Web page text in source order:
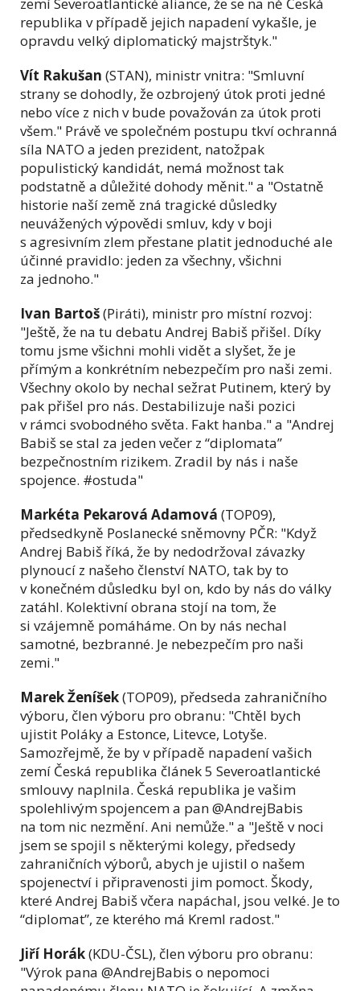
zemí Severoatlantické aliance, že se na ně Česká
republika v případě jejich napadení vykašle, je
opravdu velký diplomatický majstrštyk."
Vít Rakušan (STAN), ministr vnitra: "Smluvní
strany se dohodly, že ozbrojený útok proti jedné
nebo více z nich v bude považován za útok proti
všem." Právě ve společném postupu tkví ochranná
síla NATO a jeden prezident, natožpak
populistický kandidát, nemá možnost tak
podstatně a důležité dohody měnit." a "Ostatně
historie naší země zná tragické důsledky
neuvážených výpovědi smluv, kdy v boji
s agresivním zlem přestane platit jednoduché ale
účinné pravidlo: jeden za všechny, všichni
za jednoho."
Ivan Bartoš(Piráti), ministr pro místní rozvoj:
"Ještě, že na tu debatu Andrej Babiš přišel. Díky
tomu jsme všichni mohli vidět a slyšet, že je
přímým a konkrétním nebezpečím pro naši zemi.
Všechny okolo by nechal sežrat Putinem, který by
pak přišel pro nás. Destabilizuje naši pozici
v rámci svobodného světa. Fakt hanba." a "Andrej
Babiš se stal za jeden večer z “diplomata”
bezpečnostním rizikem. Zradil by nás i naše
spojence. #ostuda"
Markéta Pekarová Adamová (TOP09),
předsedkyně Poslanecké sněmovny PČR: "Když
Andrej Babiš říká, že by nedodržoval závazky
plynoucí z našeho členství NATO, tak by to
v konečném důsledku byl on, kdo by nás do války
zatáhl. Kolektivní obrana stojí na tom, že
si vzájemně pomáháme. On by nás nechal
samotné, bezbranné. Je nebezpečím pro naši
zemi."
Marek Ženíšek(TOP09), předseda zahraničního
výboru, člen výboru pro obranu: "Chtěl bych
ujistit Poláky a Estonce, Litevce, Lotyše.
Samozřejmě, že by v případě napadení vašich
zemí Česká republika článek 5 Severoatlantické
smlouvy naplnila. Česká republika je vašim
spolehlivým spojencem a pan @AndrejBabis
na tom nic nezmění. Ani nemůže." a "Ještě v noci
jsem se spojil s některými kolegy, předsedy
zahraničních výborů, abych je ujistil o našem
spojenectví i připravenosti jim pomoct. Škody,
které Andrej Babiš včera napáchal, jsou velké. Je to
“diplomat”, ze kterého má Kreml radost."
Jiří Horák(KDU-ČSL), člen výboru pro obranu:
"Výrok pana @AndrejBabis o nepomoci